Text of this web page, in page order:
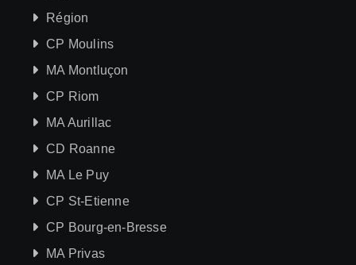
Région
CP Moulins
MA Montluçon
CP Riom
MA Aurillac
CD Roanne
MA Le Puy
CP St-Etienne
CP Bourg-en-Bresse
MA Privas